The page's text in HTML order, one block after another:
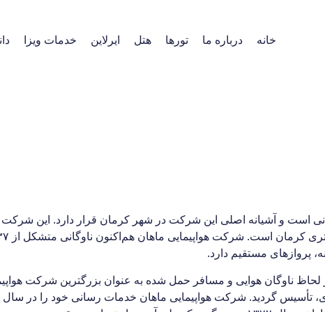
خانه درباره ما تورها هتل ایرلاین خدمات ویزا
لحاظ ناوگان هوایی و مسافر حمل شده به عنوان بزرگترین شرکت